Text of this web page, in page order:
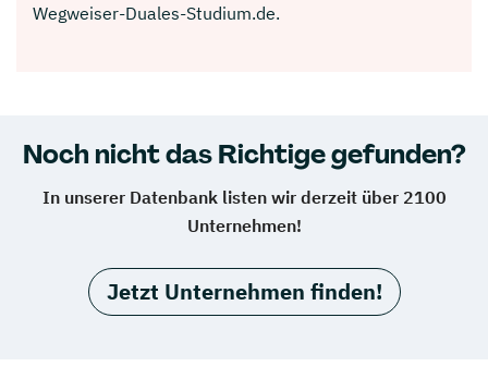
Wegweiser-Duales-Studium.de.
Noch nicht das Richtige gefunden?
In unserer Datenbank listen wir derzeit über 2100
Unternehmen!
Jetzt Unternehmen finden!